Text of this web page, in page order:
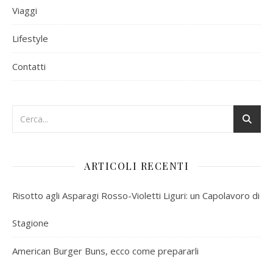
Viaggi
Lifestyle
Contatti
ARTICOLI RECENTI
Risotto agli Asparagi Rosso-Violetti Liguri: un Capolavoro di
Stagione
American Burger Buns, ecco come prepararli